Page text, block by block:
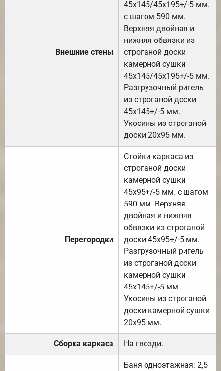
Внешние стены
45х145/45х195+/-5 мм.
с шагом 590 мм.
Верхняя двойная и
нижняя обвязки из
строганой доски
камерной сушки
45х145/45х195+/-5 мм.
Разгрузочный ригель
из строганой доски
45х145+/-5 мм.
Укосины из строганой
доски 20х95 мм.
Перегородки
Стойки каркаса из
строганой доски
камерной сушки
45х95+/-5 мм. с шагом
590 мм. Верхняя
двойная и нижняя
обвязки из строганой
доски 45х95+/-5 мм.
Разгрузочный ригель
из строганой доски
камерной сушки
45х145+/-5 мм.
Укосины из строганой
доски камерной сушки
20х95 мм.
Сборка каркаса На гвозди.
Баня одноэтажная: 2,5